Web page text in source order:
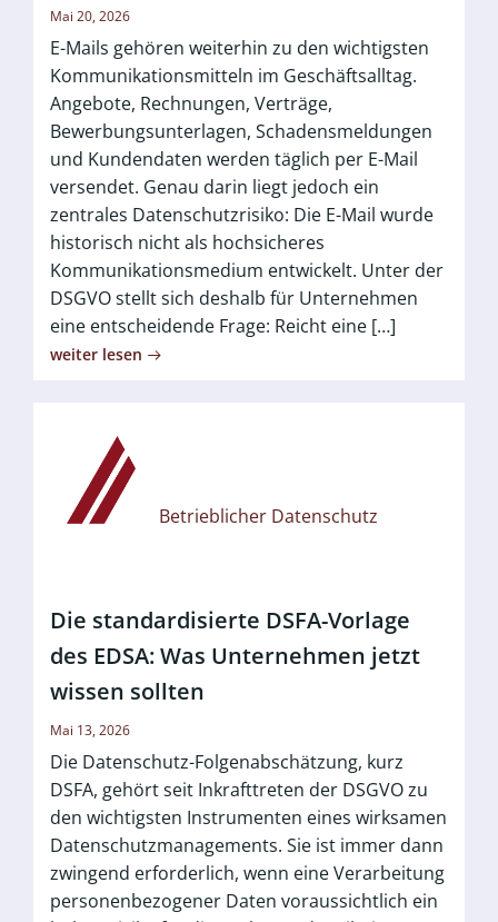
Mai 20, 2026
E-Mails gehören weiterhin zu den wichtigsten
Kommunikationsmitteln im Geschäftsalltag.
Angebote, Rechnungen, Verträge,
Bewerbungsunterlagen, Schadensmeldungen
und Kundendaten werden täglich per E-Mail
versendet. Genau darin liegt jedoch ein
zentrales Datenschutzrisiko: Die E-Mail wurde
historisch nicht als hochsicheres
Kommunikationsmedium entwickelt. Unter der
DSGVO stellt sich deshalb für Unternehmen
eine entscheidende Frage: Reicht eine […]
weiter lesen
Betrieblicher Datenschutz
Die standardisierte DSFA-Vorlage
des EDSA: Was Unternehmen jetzt
wissen sollten
Mai 13, 2026
Die Datenschutz-Folgenabschätzung, kurz
DSFA, gehört seit Inkrafttreten der DSGVO zu
den wichtigsten Instrumenten eines wirksamen
Datenschutzmanagements. Sie ist immer dann
zwingend erforderlich, wenn eine Verarbeitung
personenbezogener Daten voraussichtlich ein